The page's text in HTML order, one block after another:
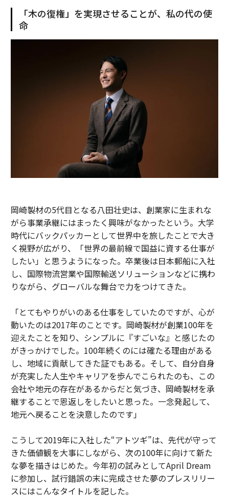
「木の復権」を実現させることが、私の代の使
命
岡崎製材の5代目となる八田壮史は、創業家に生まれな
がら事業承継にはまったく興味がなかったという。大学
時代にバックパッカーとして世界中を旅したことで大き
く視野が広がり、「世界の最前線で国益に資する仕事が
したい」と思うようになった。卒業後は日本郵船に入社
し、国際物流営業や国際輸送ソリューションなどに携わ
りながら、グローバルな舞台で力をつけてきた。
「とてもやりがいのある仕事をしていたのですが、心が
動いたのは2017年のことです。岡崎製材が創業100年を
迎えたことを知り、シンプルに『すごいな』と感じたの
がきっかけでした。100年続くのには確たる理由がある
し、地域に貢献してきた証でもある。そして、自分自身
が充実した人生やキャリアを歩んでこられたのも、この
会社や地元の存在があるからだと気づき、岡崎製材を承
継することで恩返しをしたいと思った。一念発起して、
地元へ戻ることを決意したのです」
こうして2019年に入社した“アトツギ”は、先代が守って
きた価値観を大事にしながら、次の100年に向けて新た
な夢を描きはじめた。今年初の試みとしてApril Dream
に参加し、試行錯誤の末に完成させた夢のプレスリリー
スにはこんなタイトルを記した。